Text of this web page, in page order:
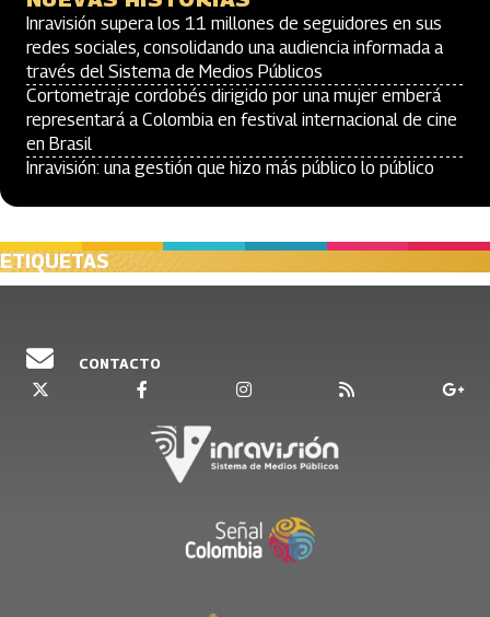
Inravisión supera los 11 millones de seguidores en sus
redes sociales, consolidando una audiencia informada a
través del Sistema de Medios Públicos
Cortometraje cordobés dirigido por una mujer emberá
representará a Colombia en festival internacional de cine
en Brasil
Inravisión: una gestión que hizo más público lo público
ETIQUETAS
CONTACTO